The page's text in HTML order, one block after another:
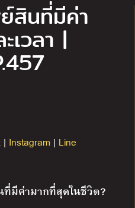
สินที่มีค่า
เวลา |
| Instagram | Line
มีค่ามากที่สุดในชีวิต?